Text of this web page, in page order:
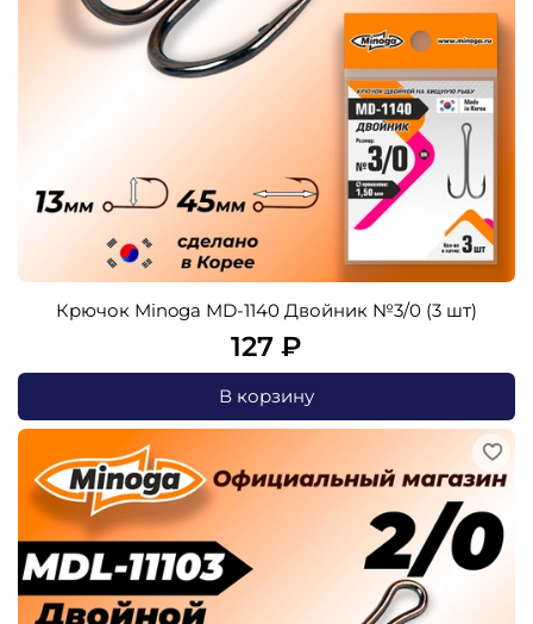
Крючок Minoga MD-1140 Двойник №3/0 (3 шт)
127 ₽
В корзину